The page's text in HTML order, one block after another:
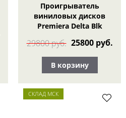
Проигрыватель
виниловых дисков
Premiera Delta Blk
29800 руб. 25800 руб.
В корзину
СКЛАД МСК